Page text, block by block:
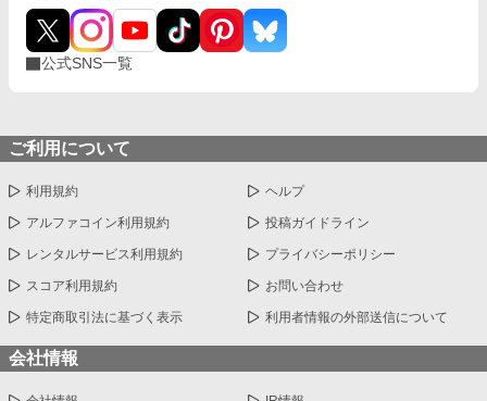
公式SNS一覧
ご利用について
利用規約 ヘルプ
アルファコイン利用規約 投稿ガイドライン
レンタルサービス利用規約 プライバシーポリシー
スコア利用規約 お問い合わせ
特定商取引法に基づく表示 利用者情報の外部送信について
会社情報